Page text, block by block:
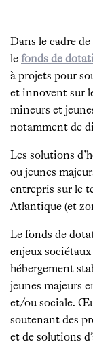
Dans le cadre
le fonds de
à projets pour
et innovent sur
mineurs et
notamment de
Les solutions
ou jeunes
entrepris sur le
Atlantique (et
Le fonds de
enjeux
hébergement
jeunes majeurs
et/ou sociale.
soutenant des
et de solutions